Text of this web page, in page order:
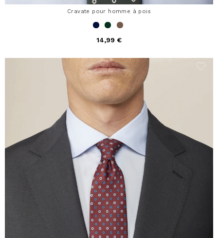
Cravate pour homme à pois
14,99 €